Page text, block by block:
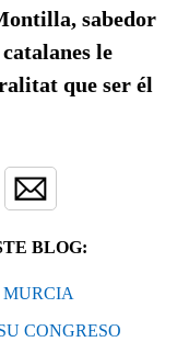
sabedor
le
que ser él
BLOG:
MURCIA
CONGRESO